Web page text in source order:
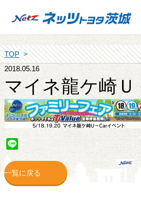
TOP
2018.05.16
マイネ龍ケ崎Ｕ
Line
一覧に戻る